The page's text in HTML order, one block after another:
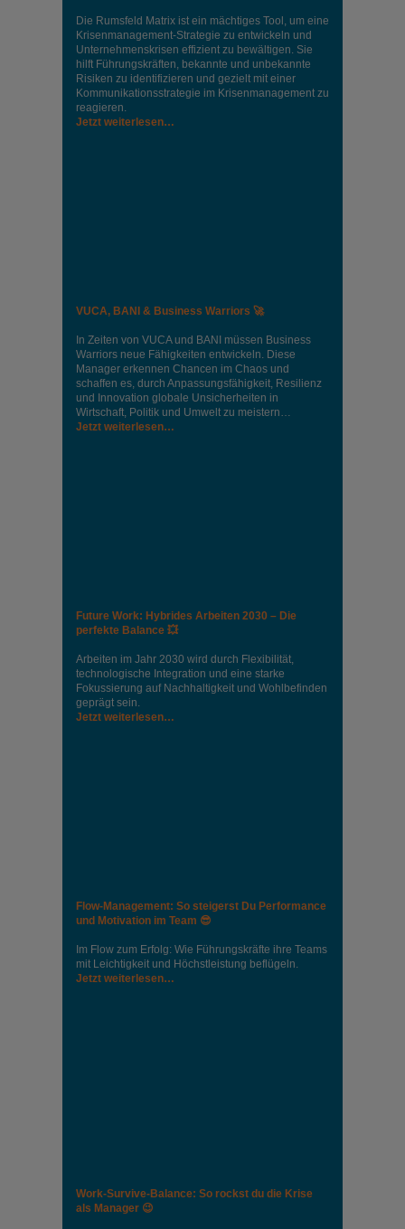
Die Rumsfeld Matrix ist ein mächtiges Tool, um eine
Krisenmanagement-Strategie zu entwickeln und
Unternehmenskrisen effizient zu bewältigen. Sie
hilft Führungskräften, bekannte und unbekannte
Risiken zu identifizieren und gezielt mit einer
Kommunikationsstrategie im Krisenmanagement zu
reagieren.
Jetzt weiterlesen…
VUCA, BANI & Business Warriors 🚀
In Zeiten von VUCA und BANI müssen Business
Warriors neue Fähigkeiten entwickeln. Diese
Manager erkennen Chancen im Chaos und
schaffen es, durch Anpassungsfähigkeit, Resilienz
und Innovation globale Unsicherheiten in
Wirtschaft, Politik und Umwelt zu meistern…
Jetzt weiterlesen…
Future Work: Hybrides Arbeiten 2030 – Die
perfekte Balance 💥
Arbeiten im Jahr 2030 wird durch Flexibilität,
technologische Integration und eine starke
Fokussierung auf Nachhaltigkeit und Wohlbefinden
geprägt sein.
Jetzt weiterlesen…
Flow-Management: So steigerst Du Performance
und Motivation im Team 😎
Im Flow zum Erfolg: Wie Führungskräfte ihre Teams
mit Leichtigkeit und Höchstleistung beflügeln.
Jetzt weiterlesen…
Work-Survive-Balance: So rockst du die Krise
als Manager 😉